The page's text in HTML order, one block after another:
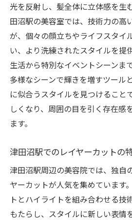
光を反射し、髪全体に立体感を生
田沼駅の美容室では、技術力の高
が、個々の顔立ちやライフスタイ
い、より洗練されたスタイルを提
生活から特別なイベントシーンま
多様なシーンで輝きを増すツール
に似合うスタイルを見つけること
しくなり、周囲の目を引く存在感
ます。
津田沼駅でのレイヤーカットの
津田沼駅周辺の美容院では、独自
ヤーカットが人気を集めています
トとハイライトを組み合わせる技
もたらし、スタイルに新しい表情